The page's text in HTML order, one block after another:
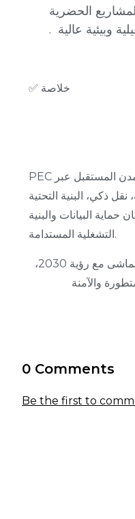
الحضرية
وبيئية عالية .
✅ خلاصة
PEC تلعب دورًا محوريًا في هندسة مدن المستقبل عبر
ذكي، البنية التحتية
البيانات والبنية
التشغلية المستدامة.
تسعى PEC لتصميم مدن ذكية تتماشى مع رؤية 2030،
والآمنة
0 Comments
Be the first to